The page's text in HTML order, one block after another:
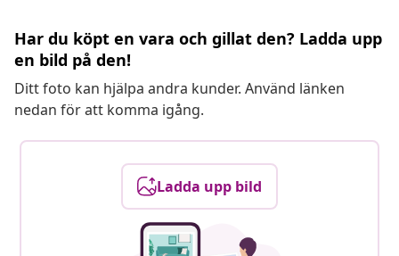
Har du köpt en vara och gillat den? Ladda upp
en bild på den!
Ditt foto kan hjälpa andra kunder. Använd länken
nedan för att komma igång.
Ladda upp bild